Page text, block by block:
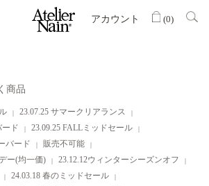
アカウント (0)
商品
23.07.25 サマークリアランス
ード
23.09.25 FALLミッドセール
バード
販売不可能
ー(均一価)
23.12.12ウィンターシーズンオフ
24.03.18 春のミッドセール